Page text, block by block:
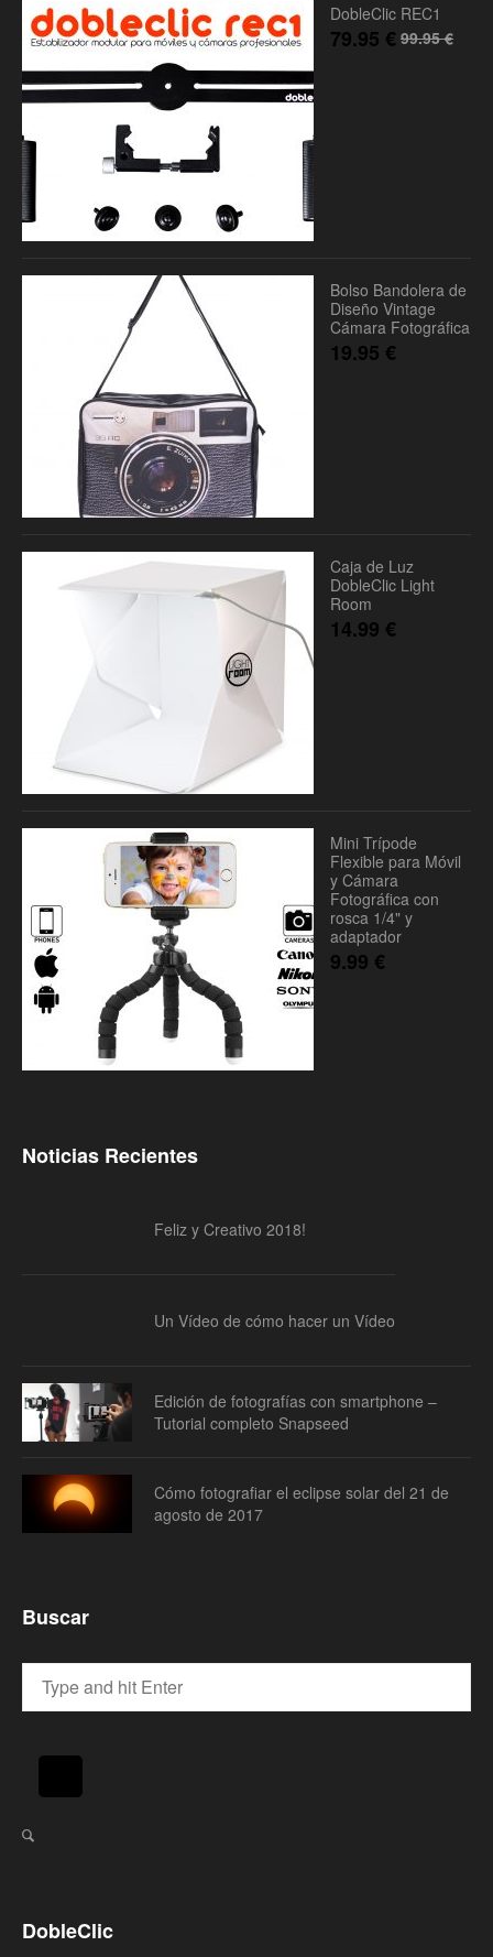
DobleClic REC1
99.95€
79.95 €
Bolso Bandolera de
Diseño Vintage
Cámara Fotográfica
19.95 €
Caja de Luz
DobleClic Light
Room
14.99 €
Mini Trípode
Flexible para Móvil
y Cámara
Fotográfica con
rosca 1/4" y
adaptador
9.99 €
Noticias Recientes
Feliz y Creativo 2018!
Un Vídeo de cómo hacer un Vídeo
Edición de fotografías con smartphone –
Tutorial completo Snapseed
Cómo fotografiar el eclipse solar del 21 de
agosto de 2017
Buscar
DobleClic